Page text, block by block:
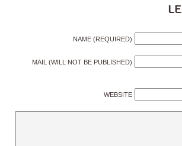
NAME (REQUIRED)
MAIL (WILL NOT BE PUBLISHED)
WEBSITE